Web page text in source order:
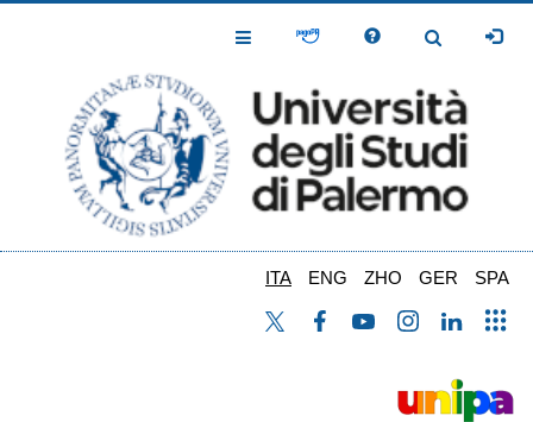
Toggle
Toggle
ITA ENG ZHO GER SPA